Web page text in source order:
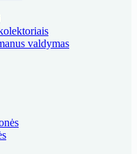
valdymas